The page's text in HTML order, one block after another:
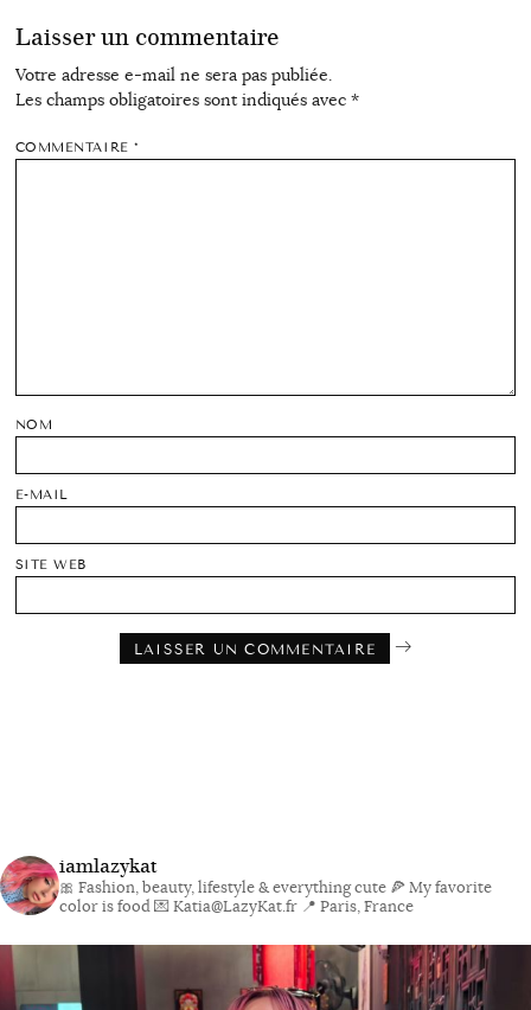
Laisser un commentaire
Votre adresse e-mail ne sera pas publiée.
Les champs obligatoires sont indiqués avec *
COMMENTAIRE*
NOM
E-MAIL
SITE WEB
iamlazykat
🎀 Fashion, beauty, lifestyle & everything cute 🍕 My favorite
color is food💌 Katia@LazyKat.fr 📍 Paris, France